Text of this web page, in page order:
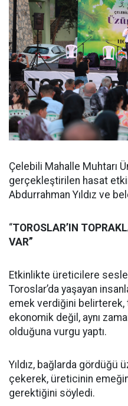
Çelebili Mahalle Muhtarı
gerçekleştirilen hasat
Abdurrahman Yıldız ve
“TOROSLAR’IN
VAR”
Etkinlikte üreticilere
Toroslar’da yaşayan
emek verdiğini belirterek,
ekonomik değil, aynı
olduğuna vurgu yaptı.
Yıldız, bağlarda gördüğü
çekerek, üreticinin
gerektiğini söyledi.